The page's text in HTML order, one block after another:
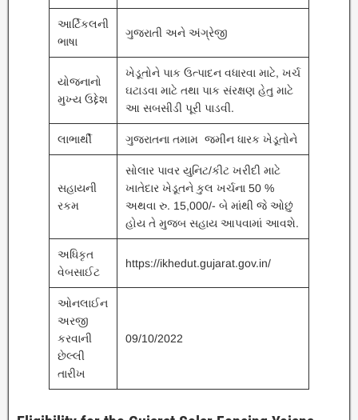
આર્ટિકલની
ભાષા
ગુજરાતી અને અંગ્રેજી
યોજનાનો
મુખ્ય ઉદ્દેશ
ખેડૂતોને પાક ઉત્પાદન વધારવા માટે, ખર્ચ
ઘટાડવા માટે તથા પાક સંરક્ષણ હેતુ માટે
આ સબસીડી પૂરી પાડવી.
લાભાર્થી ગુજરાતના તમામ જમીન ધારક ખેડૂતોને
સહાયની
રકમ
સોલાર પાવર યુનિટ/કીટ ખરીદી માટે
ખાતેદાર ખેડૂતને કુલ ખર્ચના 50 %
અથવા રુ. 15,000/- બે માંથી જે ઓછું
હોય તે મુજબ સહાય આપવામાં આવશે.
અધિકૃત
વેબસાઈટ
https://ikhedut.gujarat.gov.in/
ઓનલાઈન
અરજી
કરવાની
છેલ્લી
તારીખ
09/10/2022